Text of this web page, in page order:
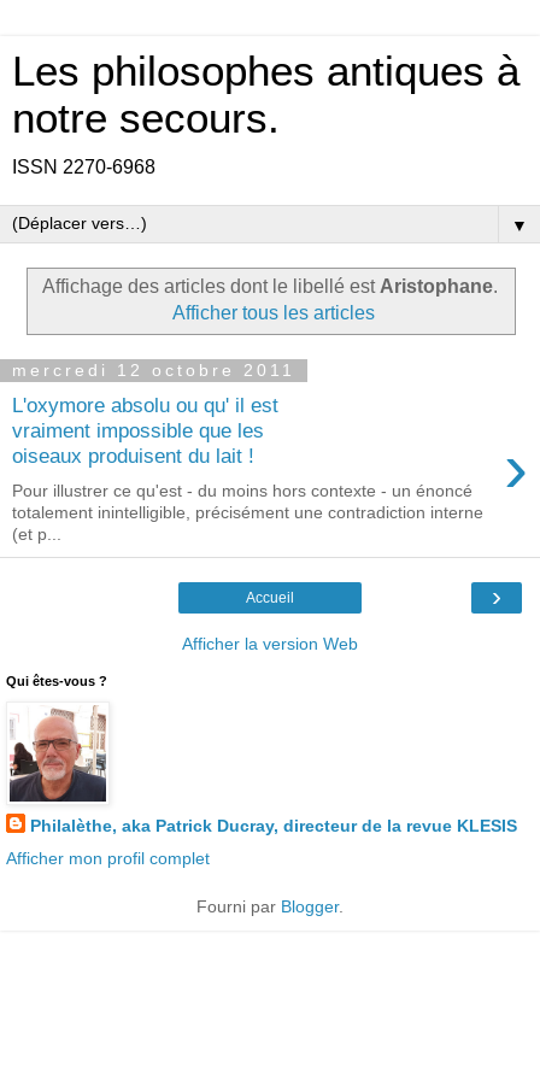
Les philosophes antiques à
notre secours.
ISSN 2270-6968
▼
Affichage des articles dont le libellé est Aristophane.
Afficher tous les articles
mercredi 12 octobre 2011
L'oxymore absolu ou qu' il est
vraiment impossible que les
oiseaux produisent du lait !
›
Pour illustrer ce qu'est - du moins hors contexte - un énoncé
totalement inintelligible, précisément une contradiction interne
(et p...
›
Accueil
Afficher la version Web
Qui êtes-vous ?
Philalèthe, aka Patrick Ducray, directeur de la revue KLESIS
Afficher mon profil complet
Fourni par Blogger.